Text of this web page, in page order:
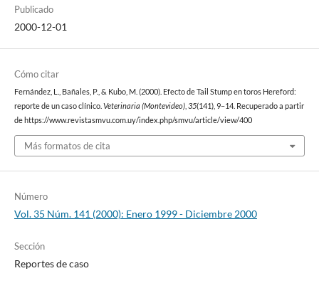
Publicado
2000-12-01
Cómo citar
Fernández, L., Bañales, P., & Kubo, M. (2000). Efecto de Tail Stump en toros Hereford:
reporte de un caso clínico. Veterinaria (Montevideo), 35(141), 9–14. Recuperado a partir
de https://www.revistasmvu.com.uy/index.php/smvu/article/view/400
Más formatos de cita
Número
Vol. 35 Núm. 141 (2000): Enero 1999 - Diciembre 2000
Sección
Reportes de caso